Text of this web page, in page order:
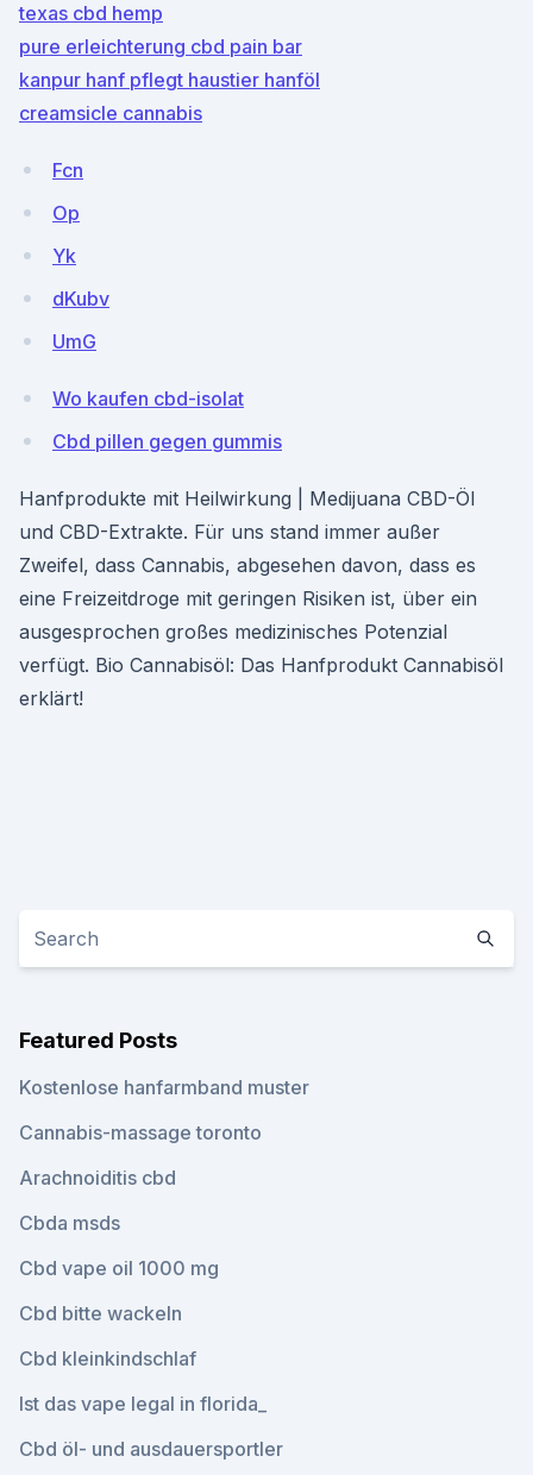
texas cbd hemp
pure erleichterung cbd pain bar
kanpur hanf pflegt haustier hanföl
creamsicle cannabis
Fcn
Op
Yk
dKubv
UmG
Wo kaufen cbd-isolat
Cbd pillen gegen gummis
Hanfprodukte mit Heilwirkung | Medijuana CBD-Öl
und CBD-Extrakte. Für uns stand immer außer
Zweifel, dass Cannabis, abgesehen davon, dass es
eine Freizeitdroge mit geringen Risiken ist, über ein
ausgesprochen großes medizinisches Potenzial
verfügt. Bio Cannabisöl: Das Hanfprodukt Cannabisöl
erklärt!
Featured Posts
Kostenlose hanfarmband muster
Cannabis-massage toronto
Arachnoiditis cbd
Cbda msds
Cbd vape oil 1000 mg
Cbd bitte wackeln
Cbd kleinkindschlaf
Ist das vape legal in florida_
Cbd öl- und ausdauersportler